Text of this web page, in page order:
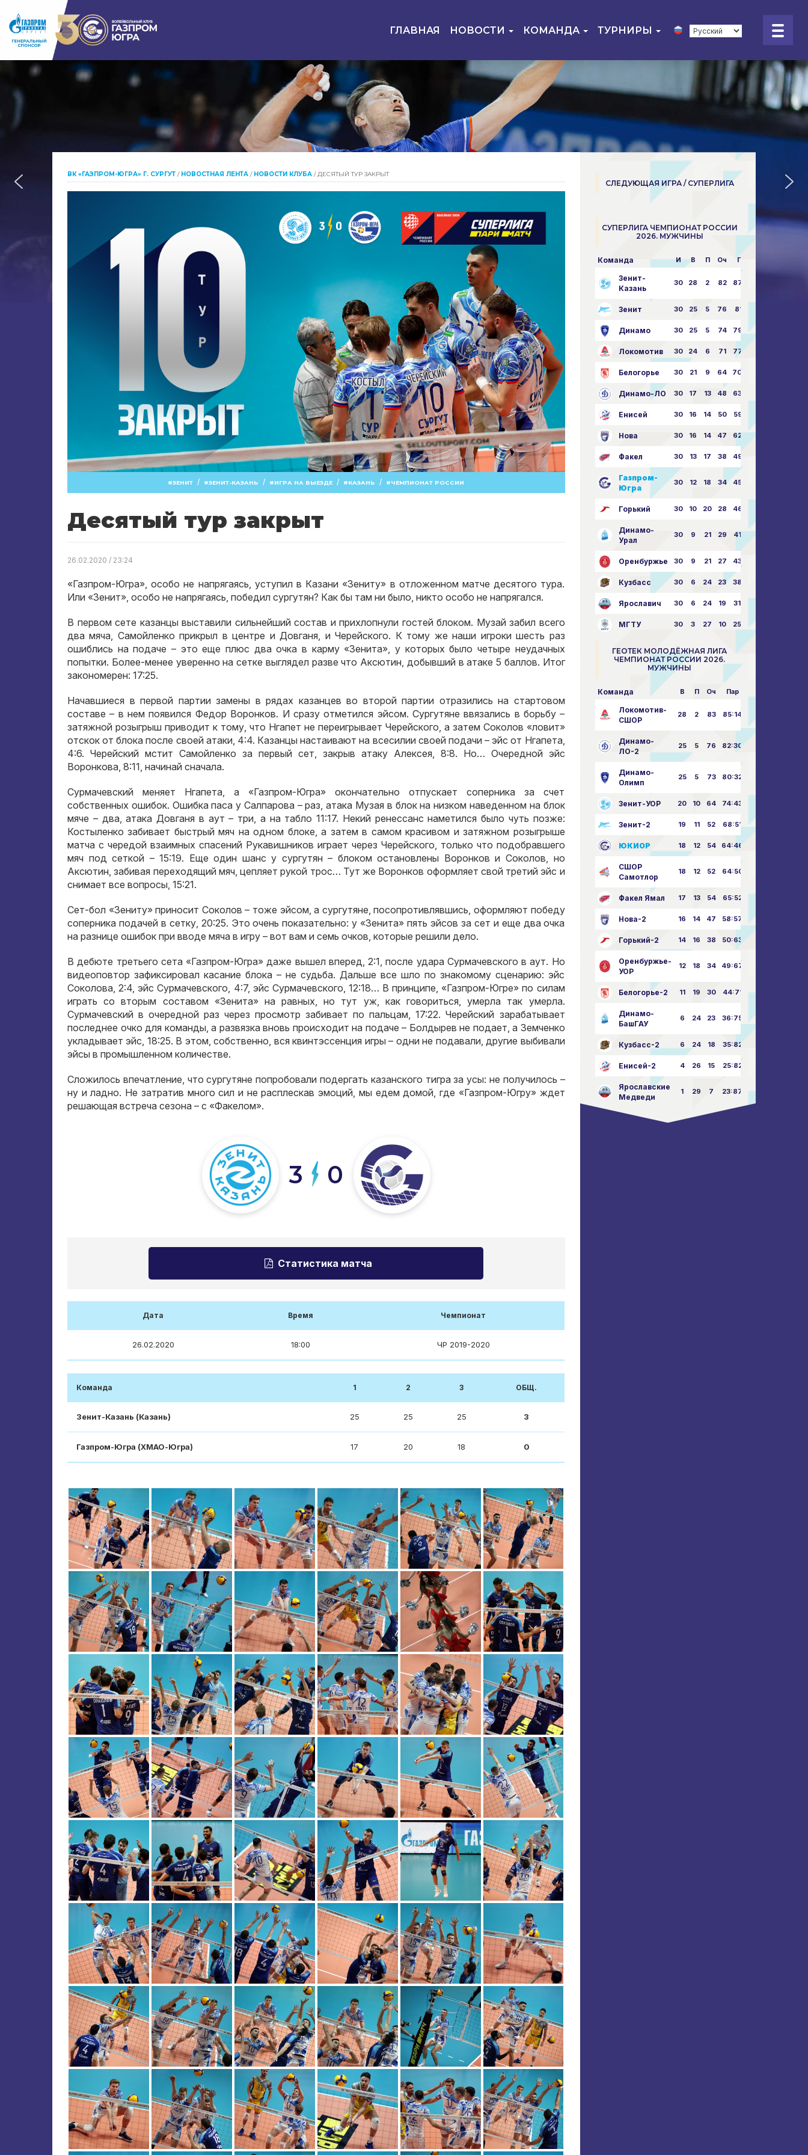
ГЛАВНАЯ НОВОСТИ КОМАНДА ТУРНИРЫ
ВК «ГАЗПРОМ-ЮГРА» Г. СУРГУТ / НОВОСТНАЯ ЛЕНТА / НОВОСТИ КЛУБА /ДЕСЯТЫЙ ТУР ЗАКРЫТ
ЗЕНИТ / ЗЕНИТ-КАЗАНЬ / ИГРА НА ВЫЕЗДЕ / КАЗАНЬ / ЧЕМПИОНАТ РОССИИ
Десятый тур закрыт
26.02.2020 / 23:24
«Газпром-Югра», особо не напрягаясь, уступил в Казани «Зениту» в отложенном матче десятого тура.
Или «Зенит», особо не напрягаясь, победил сургутян? Как бы там ни было, никто особо не напрягался.
В первом сете казанцы выставили сильнейший состав и прихлопнули гостей блоком. Музай забил всего
два мяча, Самойленко прикрыл в центре и Довганя, и Черейского. К тому же наши игроки шесть раз
ошиблись на подаче – это еще плюс два очка в карму «Зенита», у которых было четыре неудачных
попытки. Более-менее уверенно на сетке выглядел разве что Аксютин, добывший в атаке 5 баллов. Итог
закономерен: 17:25.
Начавшиеся в первой партии замены в рядах казанцев во второй партии отразились на стартовом
составе – в нем появился Федор Воронков. И сразу отметился эйсом. Сургутяне ввязались в борьбу –
затяжной розыгрыш приводит к тому, что Нгапет не переигрывает Черейского, а затем Соколов «ловит»
отскок от блока после своей атаки, 4:4. Казанцы настаивают на всесилии своей подачи – эйс от Нгапета,
4:6. Черейский мстит Самойленко за первый сет, закрыв атаку Алексея, 8:8. Но… Очередной эйс
Воронкова, 8:11, начинай сначала.
Сурмачевский меняет Нгапета, а «Газпром-Югра» окончательно отпускает соперника за счет
собственных ошибок. Ошибка паса у Салпарова – раз, атака Музая в блок на низком наведенном на блок
мяче – два, атака Довганя в аут – три, а на табло 11:17. Некий ренессанс наметился было чуть позже:
Костыленко забивает быстрый мяч на одном блоке, а затем в самом красивом и затяжном розыгрыше
матча с чередой взаимных спасений Рукавишников играет через Черейского, только что подобравшего
мяч под сеткой – 15:19. Еще один шанс у сургутян – блоком остановлены Воронков и Соколов, но
Аксютин, забивая переходящий мяч, цепляет рукой трос… Тут же Воронков оформляет свой третий эйс и
снимает все вопросы, 15:21.
Сет-бол «Зениту» приносит Соколов – тоже эйсом, а сургутяне, посопротивлявшись, оформляют победу
соперника подачей в сетку, 20:25. Это очень показательно: у «Зенита» пять эйсов за сет и еще два очка
на разнице ошибок при вводе мяча в игру – вот вам и семь очков, которые решили дело.
В дебюте третьего сета «Газпром-Югра» даже вышел вперед, 2:1, после удара Сурмачевского в аут. Но
видеоповтор зафиксировал касание блока – не судьба. Дальше все шло по знакомому сценарию: эйс
Соколова, 2:4, эйс Сурмачевского, 4:7, эйс Сурмачевского, 12:18… В принципе, «Газпром-Югре» по силам
играть со вторым составом «Зенита» на равных, но тут уж, как говориться, умерла так умерла.
Сурмачевский в очередной раз через просмотр забивает по пальцам, 17:22. Черейский зарабатывает
последнее очко для команды, а развязка вновь происходит на подаче – Болдырев не подает, а Земченко
укладывает эйс, 18:25. В этом, собственно, вся квинтэссенция игры – одни не подавали, другие выбивали
эйсы в промышленном количестве.
Сложилось впечатление, что сургутяне попробовали подергать казанского тигра за усы: не получилось –
ну и ладно. Не затратив много сил и не расплескав эмоций, мы едем домой, где «Газпром-Югру» ждет
решающая встреча сезона – с «Факелом».
3 0
Статистика матча
Дата Время Чемпионат
26.02.2020 18:00 ЧР 2019-2020
Команда 1 2 3 ОБЩ.
Зенит-Казань (Казань) 25 25 25 3
Газпром-Югра (ХМАО-Югра) 17 20 18 0
СЛЕДУЮЩАЯ ИГРА / СУПЕРЛИГА
СУПЕРЛИГА ЧЕМПИОНАТ РОССИИ
2026. МУЖЧИНЫ
Команда И В П Оч Пар
Зенит-
Казань
30 28 2 82 87:24
Зенит 30 25 5 76 81:21
Динамо 30 25 5 74 79:26
Локомотив 30 24 6 71 77:33
Белогорье 30 21 9 64 70:40
Динамо-ЛО 30 17 13 48 63:57
Енисей 30 16 14 50 59:53
Нова 30 16 14 47 62:58
Факел 30 13 17 38 49:62
Газпром-
Югра
30 12 18 34 45:63
Горький 30 10 20 28 46:73
Динамо-
Урал
30 9 21 29 41:70
Оренбуржье 30 9 21 27 43:73
Кузбасс 30 6 24 23 38:76
Ярославич 30 6 24 19 31:80
МГТУ 30 3 27 10 25:87
ГЕОТЕК МОЛОДЁЖНАЯ ЛИГА
ЧЕМПИОНАТ РОССИИ 2026.
МУЖЧИНЫ
Команда В П Оч Пар
Локомотив-
СШОР
28 2 83 85:14
Динамо-
ЛО-2
25 5 76 82:30
Динамо-
Олимп
25 5 73 80:32
Зенит-УОР 20 10 64 74:43
Зенит-2 19 11 52 68:51
ЮКИОР 18 12 54 64:46
СШОР
Самотлор
18 12 52 64:50
Факел Ямал 17 13 54 65:52
Нова-2 16 14 47 58:57
Горький-2 14 16 38 50:63
Оренбуржье-
УОР
12 18 34 49:67
Белогорье-2 11 19 30 44:71
Динамо-
БашГАУ
6 24 23 36:75
Кузбасс-2 6 24 18 35:82
Енисей-2 4 26 15 25:82
Ярославские
Медведи
1 29 7 23:87